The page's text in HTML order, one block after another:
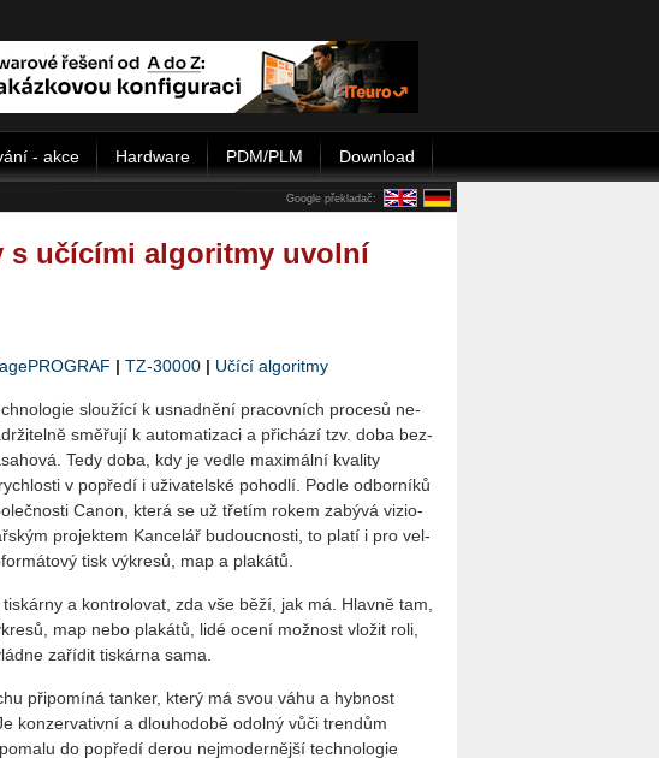
- akce Hardware PDM/PLM Download
Google překladač:
s učícími algoritmy uvolní
| TZ-30000 | Učící algoritmy
slou­ží­cí k usnad­ně­ní pra­cov­ních pro­ce­sů ne­
smě­řu­jí k au­to­ma­ti­za­ci a při­chá­zí tzv. doba bez­
Tedy doba, kdy je vedle ma­xi­mál­ní kva­li­ty
v po­pře­dí i uži­va­tel­ské po­hod­lí. Podle od­bor­ní­ků
Canon, která se už tře­tím rokem za­bý­vá vi­zi­o­
pro­jek­tem Kan­ce­lář bu­douc­nos­ti, to platí i pro vel­
tisk vý­kre­sů, map a pla­ká­tů.
a kon­t­ro­lo­vat, zda vše běží, jak má. Hlav­ně tam,
map nebo pla­ká­tů, lidé ocení mož­nost vlo­žit roli,
za­ří­dit tis­kár­na sama.
při­po­mí­ná tan­ker, který má svou váhu a hyb­nost
kon­zer­va­tiv­ní a dlou­ho­do­bě odol­ný vůči tren­dům
do po­pře­dí derou nej­mo­der­něj­ší tech­no­lo­gie